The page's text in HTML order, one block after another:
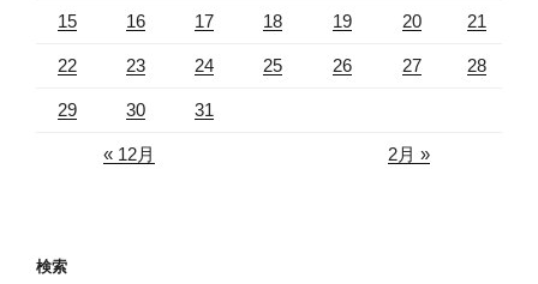
15 16 17 18 19 20 21
22 23 24 25 26 27 28
29 30 31
« 12月 2月 »
検索